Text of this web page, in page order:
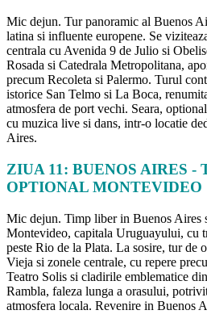
Mic dejun. Tur panoramic al Buenos
latina si influente europene. Se
centrala cu Avenida 9 de Julio si
Rosada si Catedrala Metropolitana,
precum Recoleta si Palermo. Turul
istorice San Telmo si La Boca,
atmosfera de port vechi. Seara,
cu muzica live si dans, intr-o locatie
Aires.
ZIUA 11: BUENOS AIRES -
OPTIONAL MONTEVIDEO
Mic dejun. Timp liber in Buenos Aires
Montevideo, capitala Uruguayului, cu
peste Rio de la Plata. La sosire, tur de
Vieja si zonele centrale, cu repere
Teatro Solis si cladirile emblematice
Rambla, faleza lunga a orasului,
atmosfera locala. Revenire in Buenos